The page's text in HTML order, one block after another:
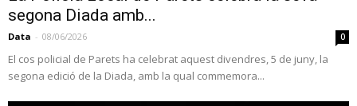
segona Diada amb...
Data - 08/06/2026 0
El cos policial de Parets ha celebrat aquest divendres, 5 de juny, la
segona edició de la Diada, amb la qual commemora...